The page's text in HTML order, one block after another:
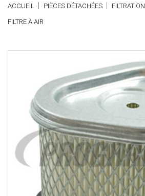
ACCUEIL PIÈCES DÉTACHÉES FILTRATION
FILTRE À AIR